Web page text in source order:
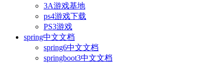
3A游戏基地
ps4游戏下载
PS3游戏
spring中文文档
spring6中文文档
springboot3中文文档